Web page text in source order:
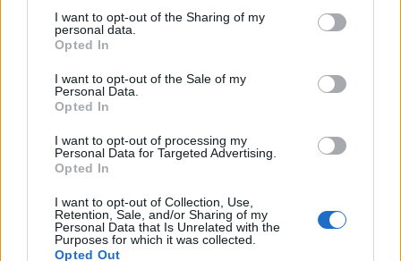
not limited to your visit or usage behaviour. You may click to
grant or deny consent to Google and its third-party tags to
use your data for below specified purposes in below Google
consent section.
I want to opt-out of the Sharing of my
personal data.
Opted In
I want to opt-out of the Sale of my
Personal Data.
Opted In
I want to opt-out of processing my
Personal Data for Targeted Advertising.
Opted In
I want to opt-out of Collection, Use,
Retention, Sale, and/or Sharing of my
Personal Data that Is Unrelated with the
Purposes for which it was collected.
Opted Out
Además, es importante mantenerse actualizado sobre los
cambios en las normativas fiscales y adaptar las prácticas
financieras en consecuencia. Consultar con un asesor
fiscal especializado en criptomonedas puede ser útil para
garantizar el cumplimiento de todas las obligaciones
fiscales.
Mantener registros detallados, utilizar herramientas de
seguimiento y cumplir con las normativas fiscales son
prácticas esenciales para garantizar la transparencia y la
legalidad de las operaciones financieras.